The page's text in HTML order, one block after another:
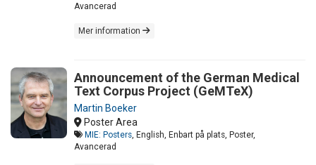
Avancerad
Mer information
Announcement of the German Medical
Text Corpus Project (GeMTeX)
Martin Boeker
Poster Area
MIE: Posters , English, Enbart på plats, Poster,
Avancerad